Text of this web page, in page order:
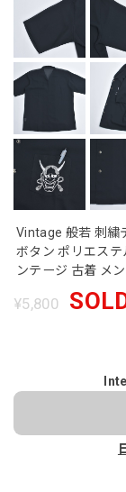
Vintage 般若 刺繍
ボタン ポリエス
ンテージ 古着 メ
¥5,800